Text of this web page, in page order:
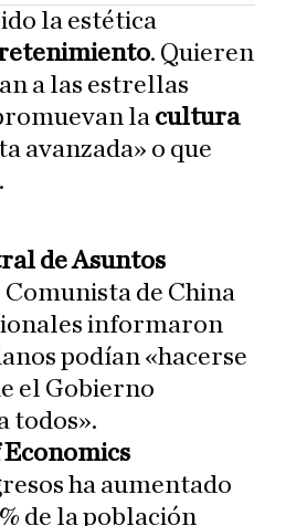
la estética
. Quieren
a las estrellas
la cultura
avanzada» o que
de Asuntos
de China
informaron
podían «hacerse
el Gobierno
todos».
ha aumentado
de la población